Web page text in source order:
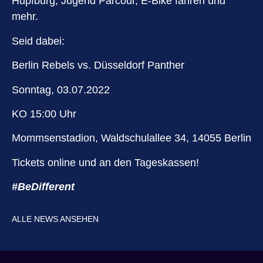
mehr.
Seid dabei:
Berlin Rebels vs. Düsseldorf Panther
Sonntag, 03.07.2022
KO 15:00 Uhr
Mommsenstadion, Waldschulallee 34, 14055 Berlin
Tickets online und an den Tageskassen!
#BeDifferent
ALLE NEWS ANSEHEN